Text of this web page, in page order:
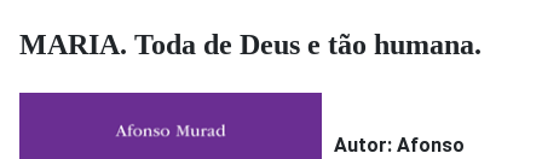
MARIA. Toda de Deus e tão humana.
Autor: Afonso